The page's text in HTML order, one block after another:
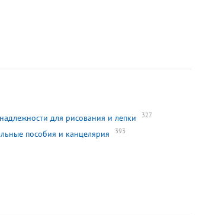
для рисования и лепки 327
пособия и канцелярия 393